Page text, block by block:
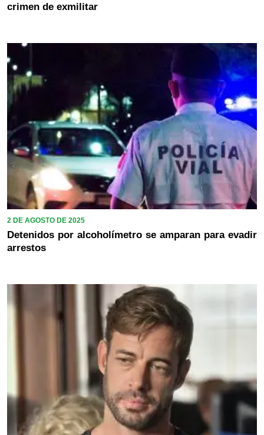
crimen de exmilitar
2 DE AGOSTO DE 2025
Detenidos por alcoholímetro se amparan para evadir
arrestos